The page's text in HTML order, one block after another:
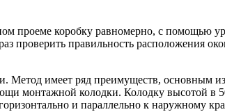
проеме коробку равномерно, с помощью
проверить правильность расположения
Метод имеет ряд преимуществ, основным из
монтажной колодки. Колодку высотой в
и параллельно к наружному